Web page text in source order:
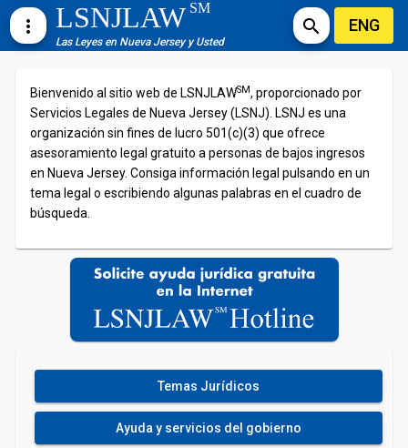
more_vert LSNJLAWSM
Las Leyes en Nueva Jersey y Usted
search ENG
Bienvenido al sitio web de LSNJLAWSM, proporcionado por
Servicios Legales de Nueva Jersey (LSNJ). LSNJ es una
organización sin fines de lucro 501(c)(3) que ofrece
asesoramiento legal gratuito a personas de bajos ingresos
en Nueva Jersey. Consiga información legal pulsando en un
tema legal o escribiendo algunas palabras en el cuadro de
búsqueda.
Temas Jurídicos
Ayuda y servicios del gobierno